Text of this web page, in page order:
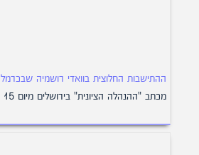
ההתישבות החלוצית בוואדי רושמיה שבכרמל 24
מכתב "ההנהלה הציונית" בירושלים מיום 15 באוגוסט 1922,…